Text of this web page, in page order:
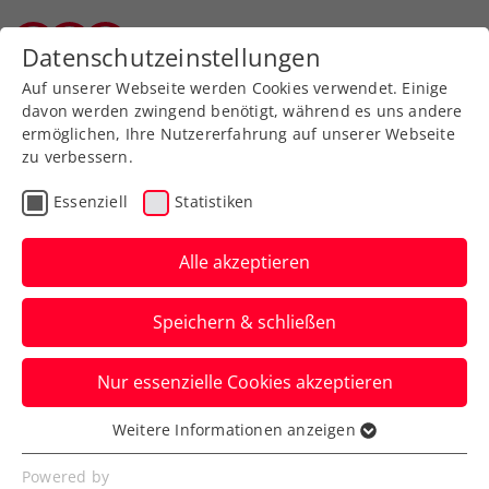
Zurück zur Newsübersicht
Turniere
Generali Open Kitzbühel:
Erler/Miedler greifen
nach 2. Triumph nach
2021
Das ÖTV-Davis-Cup-Doppel fährt am
Freitag noch einen zweiten und hart
erkämpften Sieg ein.
Datenschutzeinstellungen
Auf unserer Webseite werden Cookies verwendet. Einige
davon werden zwingend benötigt, während es uns andere
ermöglichen, Ihre Nutzererfahrung auf unserer Webseite
zu verbessern.
Essenziell Statistiken
Alle akzeptieren
Speichern & schließen
Nur essenzielle Cookies akzeptieren
Essenziell
Essenzielle Cookies werden für grundlegende
Weitere Informationen anzeigen
Powered by